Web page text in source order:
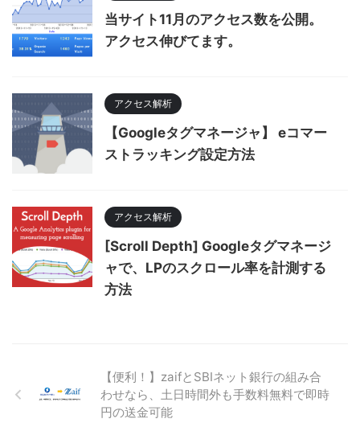
当サイト11月のアクセス数を公開。
アクセス伸びてます。
アクセス解析
【Googleタグマネージャ】 eコマー
ストラッキング設定方法
アクセス解析
[Scroll Depth] Googleタグマネージ
ャで、LPのスクロール率を計測する
方法
【便利！】zaifとSBIネット銀行の組み合
わせなら、土日時間外も手数料無料で即時
円の送金可能